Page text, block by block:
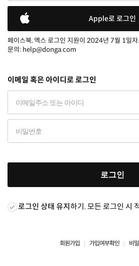
Apple로 로그인
페이스북, 엑스 로그인 지원이 2024년 7월 1일
문의: help@donga.com
이메일 혹은 아이디로 로그인
로그인
로그인 상태 유지하기. 모든 로그인 시
회원가입 가입여부확인 비